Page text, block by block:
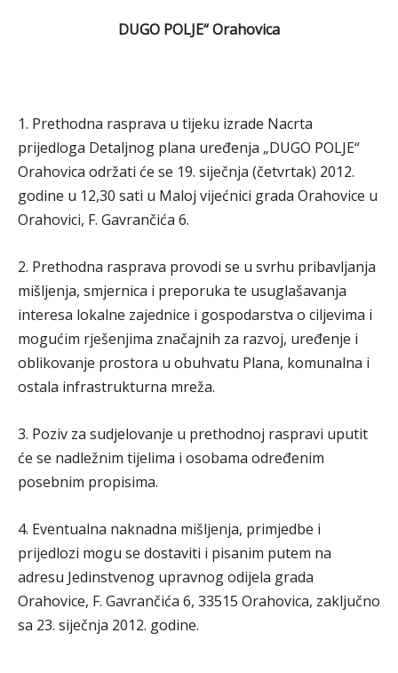
DUGO POLJE“ Orahovica
1. Prethodna rasprava u tijeku izrade Nacrta
prijedloga Detaljnog plana uređenja „DUGO POLJE“
Orahovica održati će se 19. siječnja (četvrtak) 2012.
godine u 12,30 sati u Maloj vijećnici grada Orahovice u
Orahovici, F. Gavrančića 6.
2. Prethodna rasprava provodi se u svrhu pribavljanja
mišljenja, smjernica i preporuka te usuglašavanja
interesa lokalne zajednice i gospodarstva o ciljevima i
mogućim rješenjima značajnih za razvoj, uređenje i
oblikovanje prostora u obuhvatu Plana, komunalna i
ostala infrastrukturna mreža.
3. Poziv za sudjelovanje u prethodnoj raspravi uputit
će se nadležnim tijelima i osobama određenim
posebnim propisima.
4. Eventualna naknadna mišljenja, primjedbe i
prijedlozi mogu se dostaviti i pisanim putem na
adresu Jedinstvenog upravnog odijela grada
Orahovice, F. Gavrančića 6, 33515 Orahovica, zaključno
sa 23. siječnja 2012. godine.